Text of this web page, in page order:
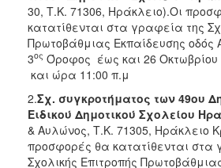
2017
2016
2015
2013
30, Τ.Κ. 71306, Ηράκλειο).Οι
κατατίθενται στα γραφεία της
Πρωτοβάθμιας Εκπαίδευσης οδός
3ος Όροφος έως και 26
και ώρα 11:00 π.μ
2.Σχ. συγκροτήματος των 49ου
Ειδικού Δημοτικού Σχολείου
& Αυλώνος, Τ.Κ. 71305, Ηράκλειο
προσφορές θα κατατίθενται στα
Σχολικής Επιτροπής